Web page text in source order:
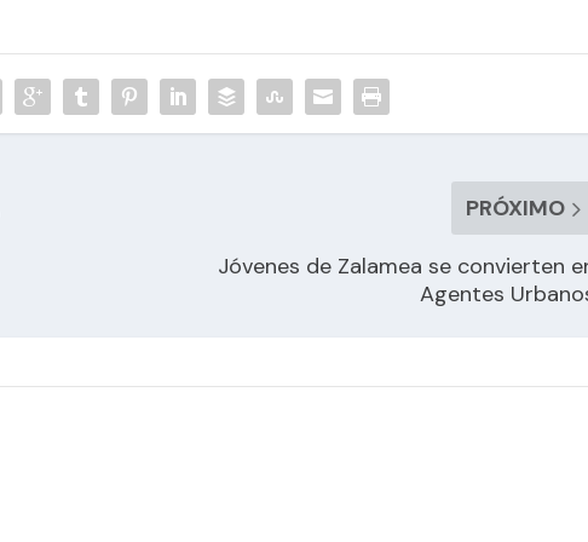
PRÓXIMO
Jóvenes de Zalamea se convierten
Agentes